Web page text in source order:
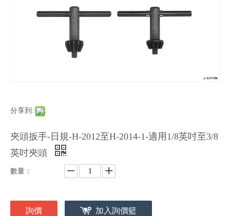
分享到:
夾頭扳手-日規-H-2012至H-2014-1-適用1/8英吋至3/8
英吋夾頭
數量：
詢價 加入詢價籃